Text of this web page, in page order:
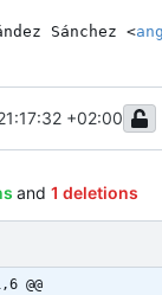
Sánchez <
+02:00
and 1 deletions
@@